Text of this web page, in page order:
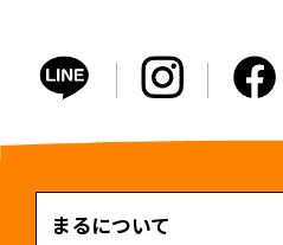
まるについて